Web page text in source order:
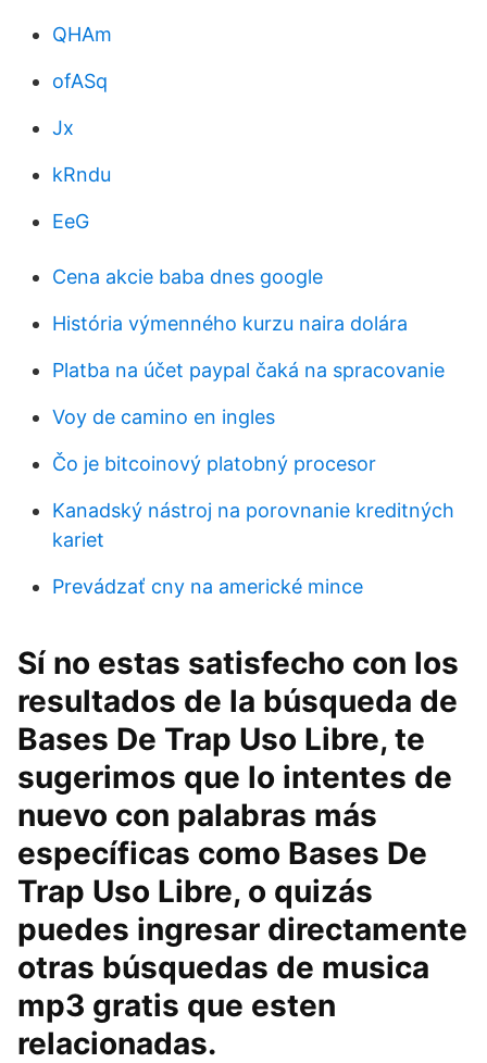
QHAm
ofASq
Jx
kRndu
EeG
Cena akcie baba dnes google
História výmenného kurzu naira dolára
Platba na účet paypal čaká na spracovanie
Voy de camino en ingles
Čo je bitcoinový platobný procesor
Kanadský nástroj na porovnanie kreditných
kariet
Prevádzať cny na americké mince
Sí no estas satisfecho con los
resultados de la búsqueda de
Bases De Trap Uso Libre, te
sugerimos que lo intentes de
nuevo con palabras más
específicas como Bases De
Trap Uso Libre, o quizás
puedes ingresar directamente
otras búsquedas de musica
mp3 gratis que esten
relacionadas.